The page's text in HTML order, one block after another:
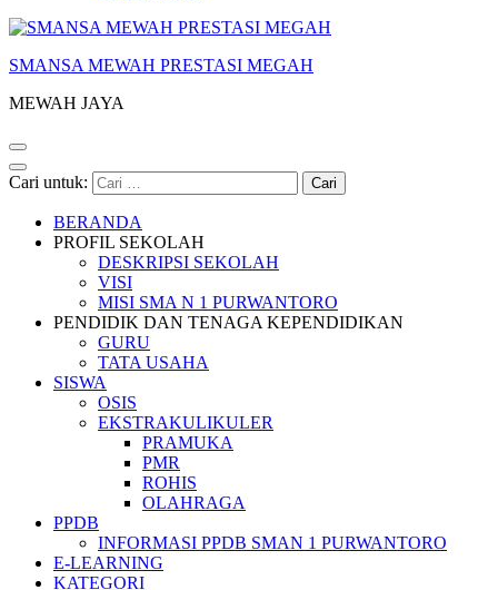
SMANSA MEWAH PRESTASI MEGAH
MEWAH JAYA
Cari untuk:
BERANDA
PROFIL SEKOLAH
DESKRIPSI SEKOLAH
VISI
MISI SMA N 1 PURWANTORO
PENDIDIK DAN TENAGA KEPENDIDIKAN
GURU
TATA USAHA
SISWA
OSIS
EKSTRAKULIKULER
PRAMUKA
PMR
ROHIS
OLAHRAGA
PPDB
INFORMASI PPDB SMAN 1 PURWANTORO
E-LEARNING
KATEGORI